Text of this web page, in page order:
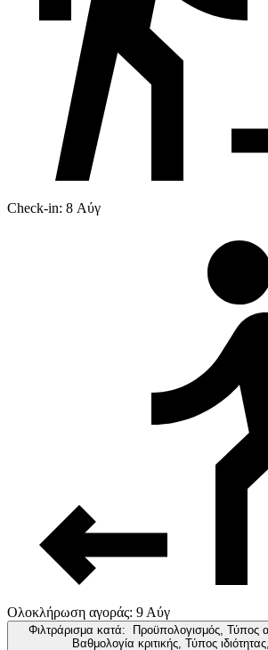
Check-in: 8 Αύγ
Ολοκλήρωση αγοράς: 9 Αύγ
Φιλτράρισμα κατά: Προϋπολογισμός, Τύπος
Βαθμολογία κριτικής, Τύπος